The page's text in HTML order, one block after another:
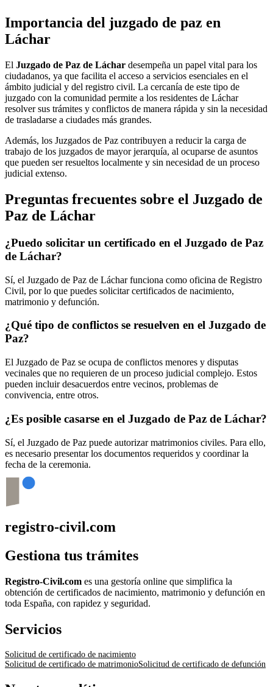
Importancia del juzgado de paz en
Láchar
El Juzgado de Paz de Láchar desempeña un papel vital para los
ciudadanos, ya que facilita el acceso a servicios esenciales en el
ámbito judicial y del registro civil. La cercanía de este tipo de
juzgado con la comunidad permite a los residentes de Láchar
resolver sus trámites y conflictos de manera rápida y sin la necesidad
de trasladarse a ciudades más grandes.
Además, los Juzgados de Paz contribuyen a reducir la carga de
trabajo de los juzgados de mayor jerarquía, al ocuparse de asuntos
que pueden ser resueltos localmente y sin necesidad de un proceso
judicial extenso.
Preguntas frecuentes sobre el Juzgado de
Paz de Láchar
¿Puedo solicitar un certificado en el Juzgado de Paz
de Láchar?
Sí, el Juzgado de Paz de Lácharfunciona como oficina de Registro
Civil, por lo que puedes solicitar certificados de nacimiento,
matrimonio y defunción.
¿Qué tipo de conflictos se resuelven en el Juzgado de
Paz?
El Juzgado de Paz se ocupa de conflictos menores y disputas
vecinales que no requieren de un proceso judicial complejo. Estos
pueden incluir desacuerdos entre vecinos, problemas de
convivencia, entre otros.
¿Es posible casarse en el Juzgado de Paz de Láchar?
Sí, el Juzgado de Paz puede autorizar matrimonios civiles. Para ello,
es necesario presentar los documentos requeridos y coordinar la
fecha de la ceremonia.
registro-civil.com
Gestiona tus trámites
Registro-Civil.com es una gestoría online que simplifica la
obtención de certificados de nacimiento, matrimonio y defunción en
toda España, con rapidez y seguridad.
Servicios
Solicitud de certificado de nacimiento
Solicitud de certificado de matrimonioSolicitud de certificado de defunción